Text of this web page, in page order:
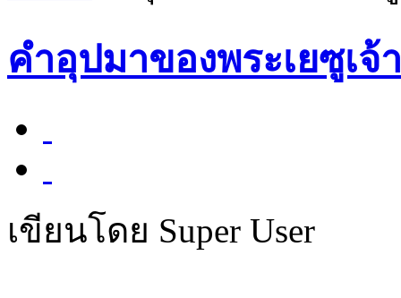
คำอุปมาของพระเยซูเจ้
เขียนโดย Super User